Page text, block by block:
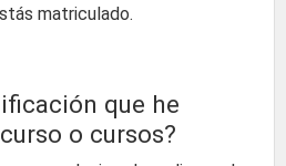
matriculado.
que he
o cursos?